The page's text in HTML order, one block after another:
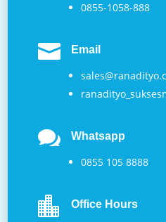
0855-1058-888
 Email
 Whatsapp
0855 105 8888
 Office Hours